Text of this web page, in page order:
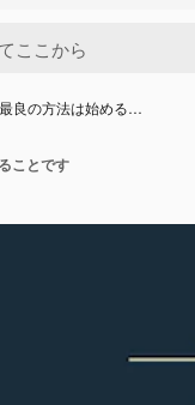
良の方法は始める…
ことです